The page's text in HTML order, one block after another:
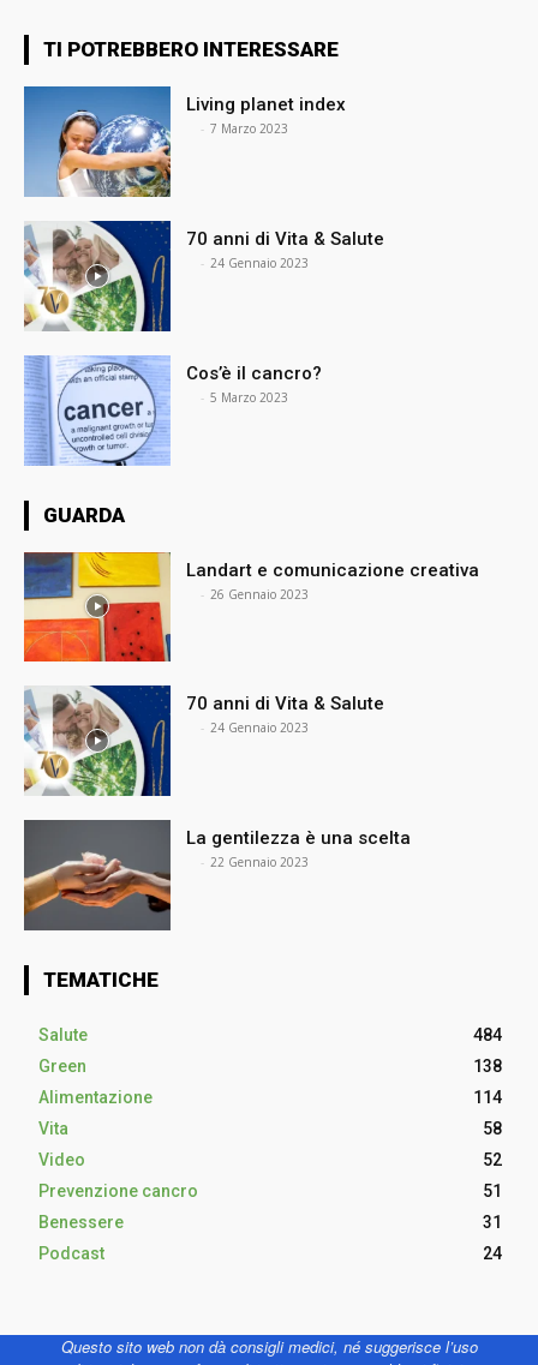
TI POTREBBERO INTERESSARE
Living planet index
- 7 Marzo 2023
70 anni di Vita & Salute
- 24 Gennaio 2023
Cos’è il cancro?
- 5 Marzo 2023
GUARDA
Landart e comunicazione creativa
- 26 Gennaio 2023
70 anni di Vita & Salute
- 24 Gennaio 2023
La gentilezza è una scelta
- 22 Gennaio 2023
TEMATICHE
Salute
484
Green
138
Alimentazione
114
Vita
58
Video
52
Prevenzione cancro
51
Benessere
31
Podcast
24
Questo sito web non dà consigli medici, né suggerisce l’uso